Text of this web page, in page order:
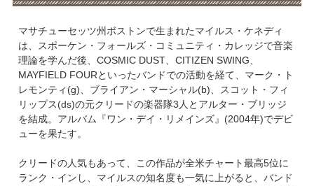
マサチューセッツ州ボストンで生まれたマイルス・ケネディ
は、スポーケン・フォールズ・コミュニティ・カレッジで音楽
理論を学んだ後、COSMIC DUST、CITIZEN SWING、
MAYFIELD FOURといったバンドでの活動を経て、マーク・ト
レモンティ(g)、ブライアン・マーシャル(b)、スコット・フィ
リップス(ds)の元クリードの楽器隊3人とアルター・ブリッジ
を結成。アルバム『ワン・デイ・リメインズ』(2004年)でデビ
ューを果たす。
クリードの人気もあって、この作品が全米チャート最高5位に
ランク・インし、マイルスの知名度も一気に上がると、バンド